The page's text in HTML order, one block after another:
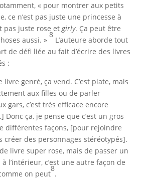
« pour montrer aux petits
ce n’est pas juste une princesse à
pas juste rose etgirly. Ça peut être
aussi. »
8
L’auteure aborde tout
de défi liée au fait d’écrire des livres
:
livre genré, ça vend. C’est plate, mais
aux filles ou de parler
gars, c’est très efficace encore
Donc ça, je pense que c’est un gros
différentes façons, [pour rejoindre
créer des personnages stéréotypés].
de livre super rose, mais de passer un
l’intérieur, c’est une autre façon de
on peut
8
.